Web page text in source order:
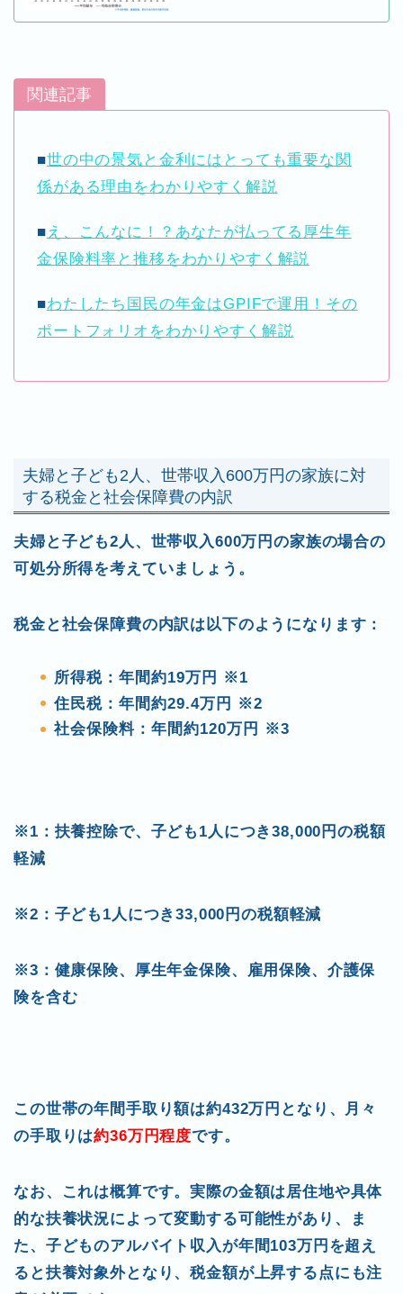
関連記事
■世の中の景気と金利にはとっても重要な関
係がある理由をわかりやすく解説
■ え、こんなに！？あなたが払ってる厚生年
金保険料率と推移をわかりやすく解説
■わたしたち国民の年金はGPIFで運用！その
ポートフォリオをわかりやすく解説
夫婦と子ども2人、世帯収入600万円の家族に対
する税金と社会保障費の内訳
夫婦と子ども2人、世帯収入600万円の家族の場合の
可処分所得を考えていましょう。
税金と社会保障費の内訳は以下のようになります：
所得税：年間約19万円 ※1
住民税：年間約29.4万円 ※2
社会保険料：年間約120万円 ※3
※1： 扶養控除で、子ども1人につき38,000円の税額
軽減
※2：子ども1人につき33,000円の税額軽減
※3：健康保険、厚生年金保険、雇用保険、介護保
険を含む
この世帯の年間手取り額は約432万円となり、月々
の手取りは約36万円程度です。
なお、これは概算です。実際の金額は居住地や具体
的な扶養状況によって変動する可能性があり、ま
た、子どものアルバイト収入が年間103万円を超え
ると扶養対象外となり、税金額が上昇する点にも注